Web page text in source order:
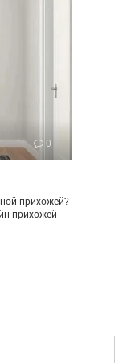
0
прихожей?
прихожей